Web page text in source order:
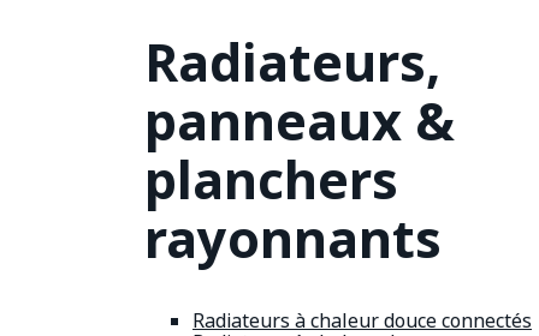
Radiateurs,
panneaux &
planchers
rayonnants
Radiateurs à chaleur douce connectés